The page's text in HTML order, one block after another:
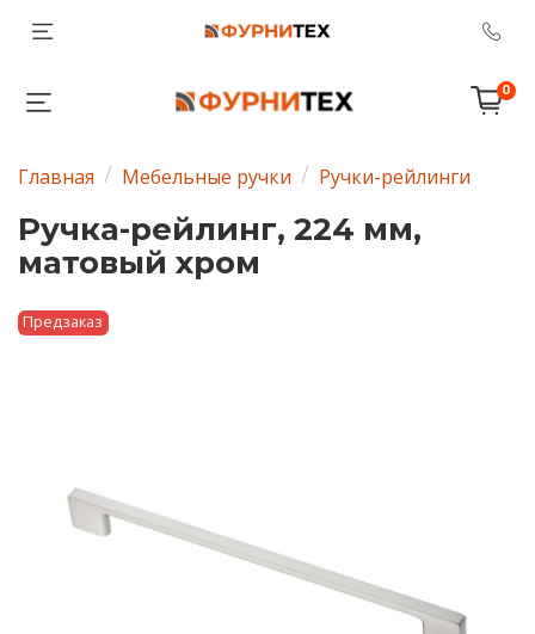
0
Главная Мебельные ручки Ручки-рейлинги
Ручка-рейлинг, 224 мм,
матовый хром
Предзаказ